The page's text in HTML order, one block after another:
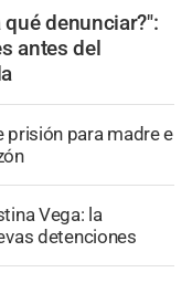
qué denunciar?":
antes del
prisión para madre e
Vega: la
detenciones